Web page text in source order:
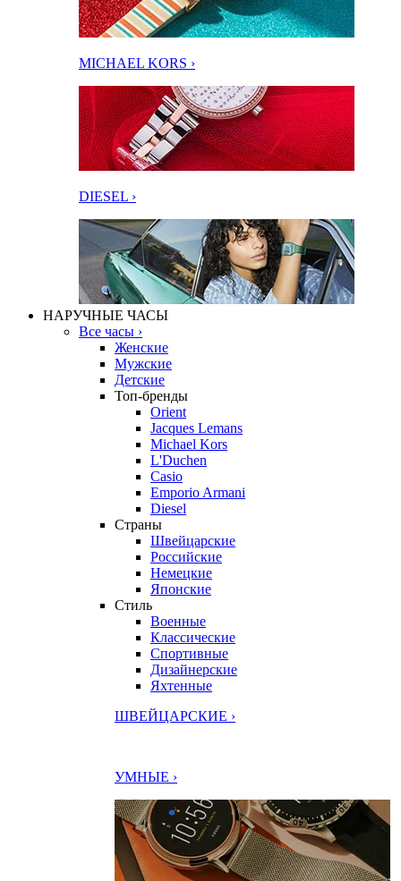
MICHAEL KORS ›
DIESEL ›
НАРУЧНЫЕ ЧАСЫ
Все часы ›
Женские
Мужские
Детские
Топ-бренды
Orient
Jacques Lemans
Michael Kors
L'Duchen
Casio
Emporio Armani
Diesel
Страны
Швейцарские
Российские
Немецкие
Японские
Стиль
Военные
Классические
Спортивные
Дизайнерские
Яхтенные
ШВЕЙЦАРСКИЕ ›
УМНЫЕ ›